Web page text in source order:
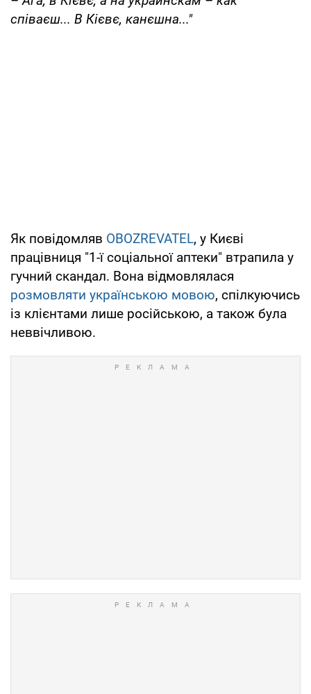
співаєш... В Кієвє, канєшна..."
Як повідомляв OBOZREVATEL, у Києві
працівниця "1-ї соціальної аптеки" втрапила у
гучний скандал. Вона відмовлялася
розмовляти українською мовою, спілкуючись
із клієнтами лише російською, а також була
неввічливою.